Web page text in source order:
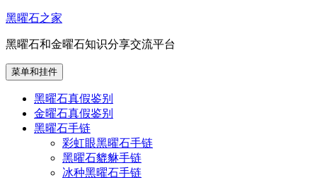
跳
内
容
黑曜石之家
黑曜石和金曜石知识分享交流平台
菜单和挂件
黑曜石真假鉴别
金曜石真假鉴别
黑曜石手链
彩虹眼黑曜石手链
黑曜石貔貅手链
冰种黑曜石手链